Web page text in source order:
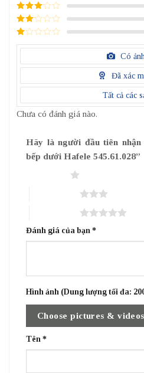
4/ 5
điểm
3/ 5
điểm
2/
điểm
1
điểm
Có
Đã xác
Tất cả các
Chưa có đánh giá nào.
Hãy là người đầu tiên
bếp dưới Hafele 545.61.028”
Đánh giá của bạn *
Hình ảnh (Dung lượng tối đa:
Choose pictures & videos
Tên *